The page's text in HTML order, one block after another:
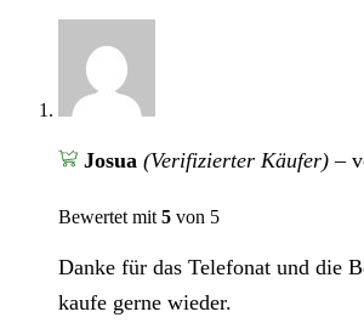
Josua (Verifizierter Käufer) –
Bewertet mit 5 von 5
Danke für das Telefonat und die
kaufe gerne wieder.